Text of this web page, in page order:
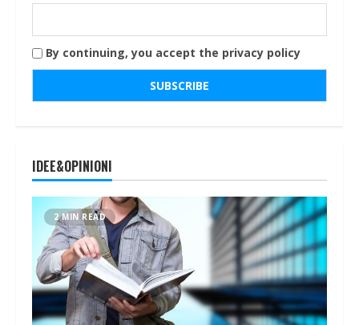
By continuing, you accept the privacy policy
IDEE&OPINIONI
2 MIN READ